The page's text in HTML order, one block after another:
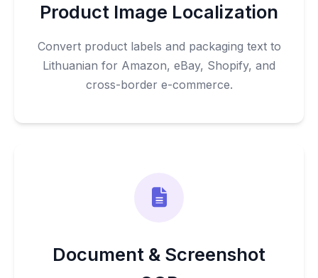
Product Image Localization
Convert product labels and packaging text to
Lithuanian for Amazon, eBay, Shopify, and
cross-border e-commerce.
Document & Screenshot